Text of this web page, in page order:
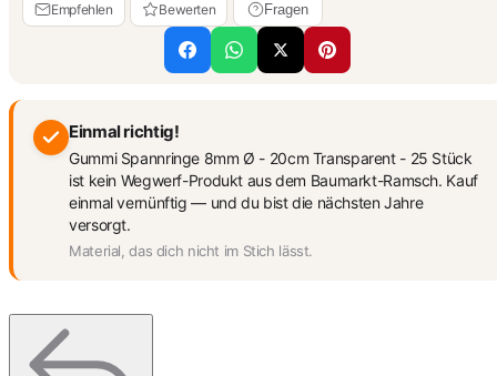
Empfehlen Bewerten Fragen
Einmal richtig!
Gummi Spannringe 8mm Ø - 20cm Transparent - 25 Stück
ist kein Wegwerf-Produkt aus dem Baumarkt-Ramsch. Kauf
einmal vernünftig — und du bist die nächsten Jahre
versorgt.
Material, das dich nicht im Stich lässt.